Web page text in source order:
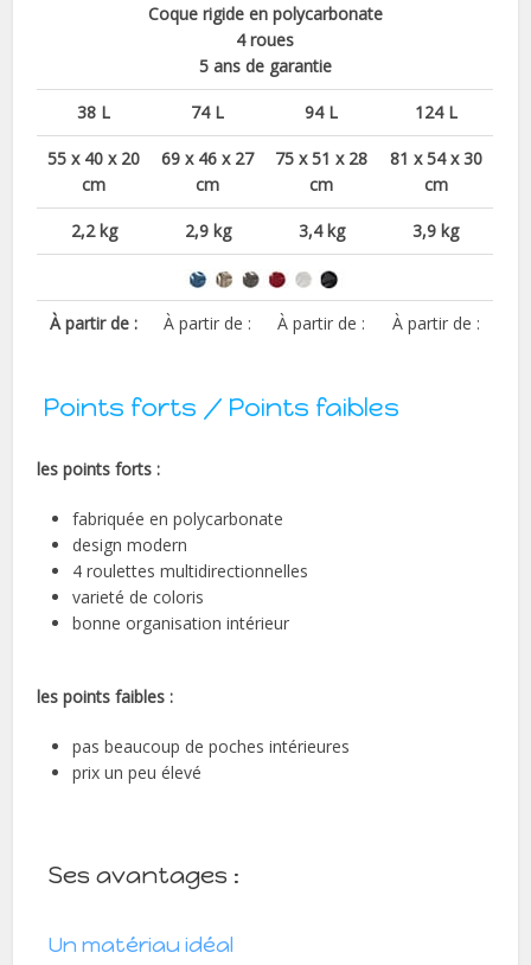
Coque rigide en polycarbonate
4 roues
5 ans de garantie
38 L 74 L 94 L 124 L
55 x 40 x 20
cm
69 x 46 x 27
cm
75 x 51 x 28
cm
81 x 54 x 30
cm
2,2 kg 2,9 kg 3,4 kg 3,9 kg
À partir de : À partir de : À partir de : À partir de :
Points forts / Points faibles
les points forts :
fabriquée en polycarbonate
design modern
4 roulettes multidirectionnelles
varieté de coloris
bonne organisation intérieur
les points faibles :
pas beaucoup de poches intérieures
prix un peu élevé
Ses avantages :
Un matériau idéal